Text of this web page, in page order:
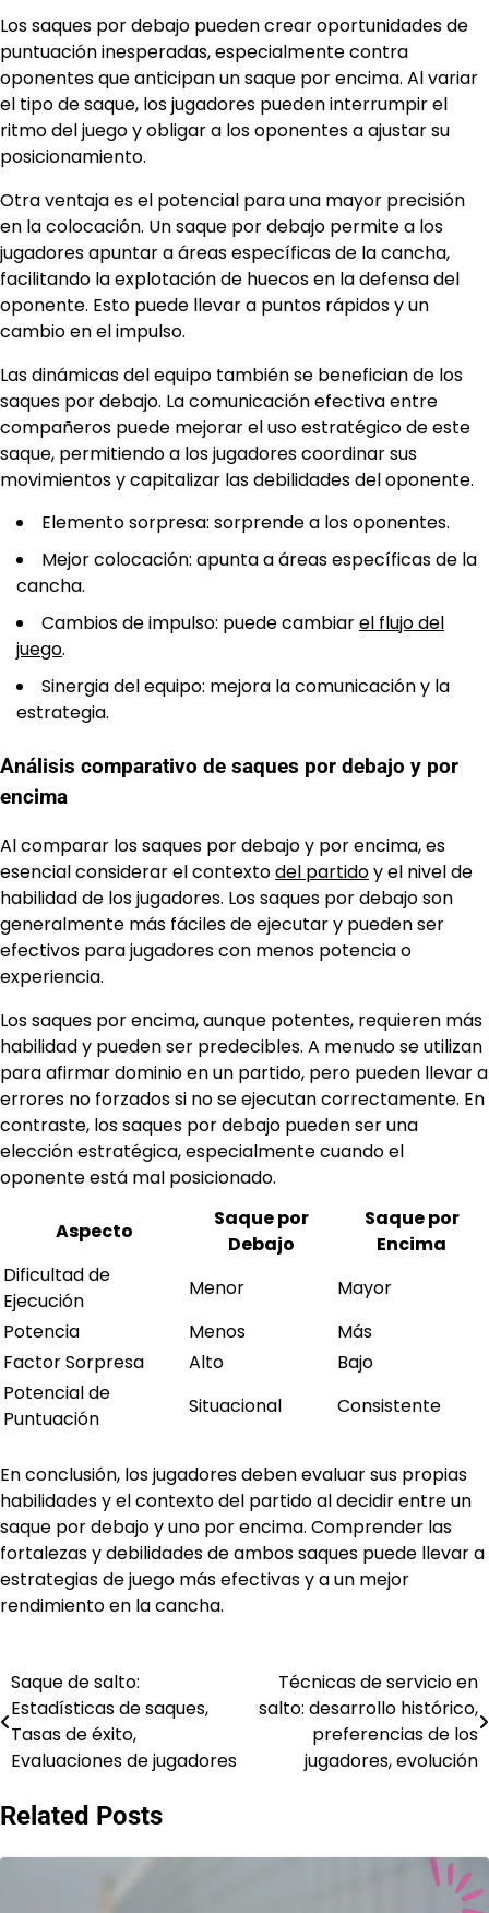
Los saques por debajo pueden crear oportunidades de
puntuación inesperadas, especialmente contra
oponentes que anticipan un saque por encima. Al variar
el tipo de saque, los jugadores pueden interrumpir el
ritmo del juego y obligar a los oponentes a ajustar su
posicionamiento.
Otra ventaja es el potencial para una mayor precisión
en la colocación. Un saque por debajo permite a los
jugadores apuntar a áreas específicas de la cancha,
facilitando la explotación de huecos en la defensa del
oponente. Esto puede llevar a puntos rápidos y un
cambio en el impulso.
Las dinámicas del equipo también se benefician de los
saques por debajo. La comunicación efectiva entre
compañeros puede mejorar el uso estratégico de este
saque, permitiendo a los jugadores coordinar sus
movimientos y capitalizar las debilidades del oponente.
Elemento sorpresa: sorprende a los oponentes.
Mejor colocación: apunta a áreas específicas de la
cancha.
Cambios de impulso: puede cambiarel flujo del
juego.
Sinergia del equipo: mejora la comunicación y la
estrategia.
Análisis comparativo de saques por debajo y por
encima
Al comparar los saques por debajo y por encima, es
esencial considerar el contextodel partidoy el nivel de
habilidad de los jugadores. Los saques por debajo son
generalmente más fáciles de ejecutar y pueden ser
efectivos para jugadores con menos potencia o
experiencia.
Los saques por encima, aunque potentes, requieren más
habilidad y pueden ser predecibles. A menudo se utilizan
para afirmar dominio en un partido, pero pueden llevar a
errores no forzados si no se ejecutan correctamente. En
contraste, los saques por debajo pueden ser una
elección estratégica, especialmente cuando el
oponente está mal posicionado.
Aspecto
Saque por
Debajo
Saque por
Encima
Dificultad de
Ejecución
Menor
Mayor
Potencia
Menos
Más
Factor Sorpresa
Alto
Bajo
Potencial de
Puntuación
Situacional Consistente
En conclusión, los jugadores deben evaluar sus propias
habilidades y el contexto del partido al decidir entre un
saque por debajo y uno por encima. Comprender las
fortalezas y debilidades de ambos saques puede llevar a
estrategias de juego más efectivas y a un mejor
rendimiento en la cancha.
Post
navigation
Saque de salto:
Estadísticas de saques,
Tasas de éxito,
Evaluaciones de jugadores
Técnicas de servicio en
salto: desarrollo histórico,
preferencias de los
jugadores, evolución
Related Posts